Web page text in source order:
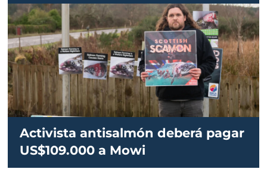
Activista antisalmón deberá pagar
US$109.000 a Mowi